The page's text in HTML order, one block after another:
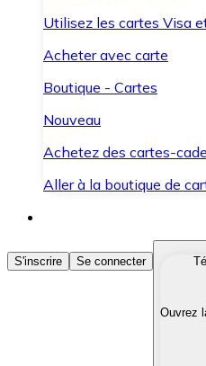
Utilisez les cartes Visa
Acheter avec carte
Boutique - Cartes
Nouveau
Achetez des cartes-
Aller à la boutique de
Acheter des
Achetez les
Convertissez vos
S'inscrire Se connecter
Ouvrez